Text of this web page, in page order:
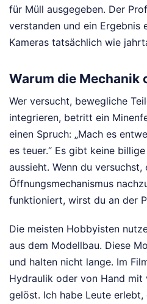
für Müll ausgegeben. Der
verstanden und ein Ergebnis
Kameras tatsächlich wie
Warum die Mechanik
Wer versucht, bewegliche
integrieren, betritt ein
einen Spruch: „Mach es
es teuer.“ Es gibt keine
aussieht. Wenn du versuchst,
Öffnungsmechanismus
funktioniert, wirst du an der
Die meisten Hobbyisten
aus dem Modellbau. Diese
und halten nicht lange. Im
Hydraulik oder von Hand mit
gelöst. Ich habe Leute erlebt,